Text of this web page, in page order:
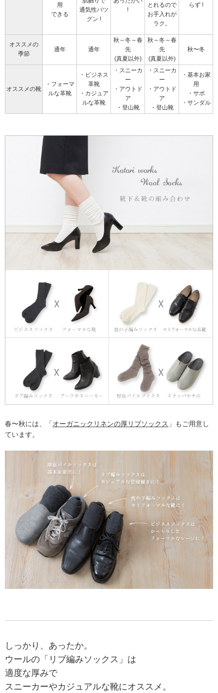
用
できる
通気性バツ
グン !
!
とれるので
お手入れが
ラク。
らず !
オススメの
季節
通年 通年
秋～冬～春
先
(真夏以外)
秋～冬～春
先
(真夏以外)
秋〜冬
オススメの靴
・フォーマ
ルな革靴
・ビジネス
革靴
・カジュア
ルな革靴
・スニーカ
ー
・アウトド
ア
・登山靴
・スニーカ
ー
・アウトド
ア
・登山靴
・基本お家
用
・サボ
・サンダル
春〜秋には、「オーガニックリネンの厚リブソックス 」もご用意し
ています。
しっかり、あったか。
ウールの「リブ編みソックス」は
適度な厚みで
スニーカーやカジュアルな靴にオススメ。